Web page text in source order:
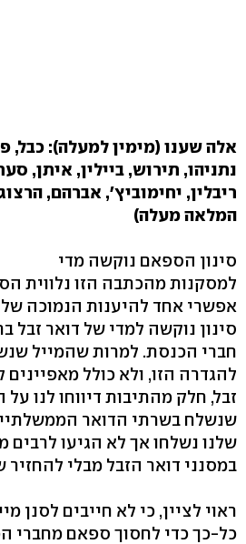
אלה שענו (מימין למעלה): כבל,
נתניהו, תירוש, ביילין, איתן,
ריבלין, יחימוביץ', אברהם,
המלאה מעלה)
סינון הספאם נוקשה מדי
למסקנות מהכתבה הזו נלווית
אפשרי אחד להיענות הנמוכה
סינון נוקשה למדי של דואר זבל
חברי הכנסת. למרות שהמייל
להגדרה הזו, ולא כולל
זבל, חלק מהתיבות דיווחו לנו
שנשלח בשרתי הדואר
שלנו נשלחו אך לא הגיעו לרבים
במסנני דואר הזבל מבלי להחזיר
ראוי לציין, כי לא חייבים לסנן
כל-כך כדי לחסוך ספאם מחברי